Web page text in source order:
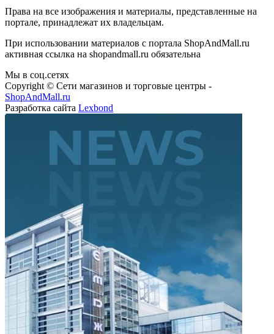
Права на все изображения и материалы, представленные на
портале, принадлежат их владельцам.
При использовании материалов с портала ShopAndMall.ru
активная ссылка на shopandmall.ru обязательна
Мы в соц.сетях
Copyright © Сети магазинов и торговые центры -
ShopAndMall.ru
Разработка сайта Lexbond